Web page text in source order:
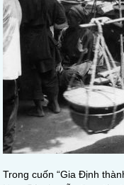
Trong cuốn “Gia Định